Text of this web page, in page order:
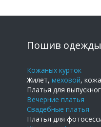
Пошив одежды
Кожаных курток
Жилет, меховой,
Платья для
Вечерние платья
Свадебные платья
Платья для